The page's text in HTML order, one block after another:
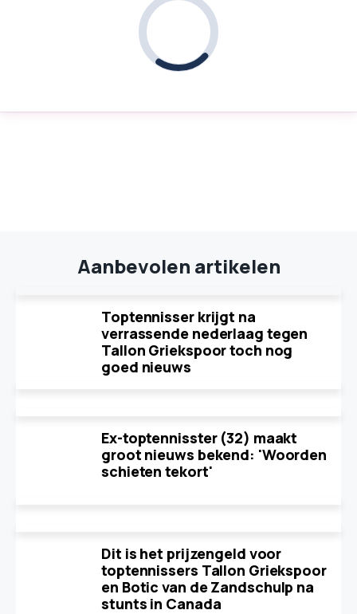
Aanbevolen artikelen
Toptennisser krijgt na
verrassende nederlaag tegen
Tallon Griekspoor toch nog
goed nieuws
Ex-toptennisster (32) maakt
groot nieuws bekend: 'Woorden
schieten tekort'
Dit is het prijzengeld voor
toptennissers Tallon Griekspoor
en Botic van de Zandschulp na
stunts in Canada